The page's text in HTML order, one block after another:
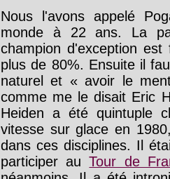
Nous l'avons appelé
monde à 22 ans. La
champion d'exception
plus de 80%. Ensuite il
naturel et « avoir le
comme me le disait Eric
Heiden a été quintuple
vitesse sur glace en
dans ces disciplines. Il
participer auTour de